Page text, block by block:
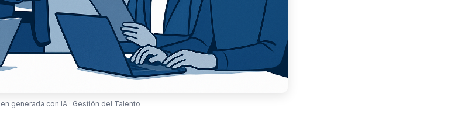
generada con IA · Gestión del Talento